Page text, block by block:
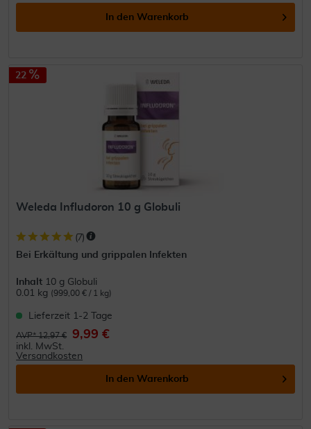
In den Warenkorb
22
Weleda Infludoron 10 g Globuli
(7)
Bei Erkältung und grippalen Infekten
Inhalt 10 g Globuli
0.01 kg (999,00 € / 1 kg)
Lieferzeit 1-2 Tage
AVP* 12,97 € 9,99 €
inkl. MwSt.
Versandkosten
In den Warenkorb